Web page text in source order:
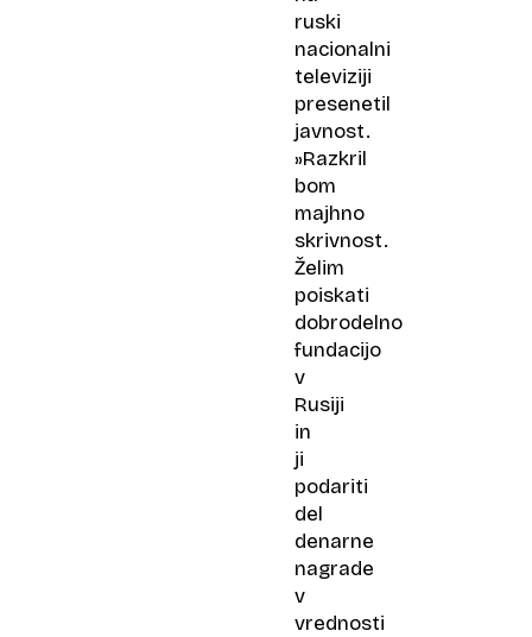
ruski
nacionalni
televiziji
presenetil
javnost.
»Razkril
bom
majhno
skrivnost.
Želim
poiskati
dobrodelno
fundacijo
v
Rusiji
in
ji
podariti
del
denarne
nagrade
v
vrednosti